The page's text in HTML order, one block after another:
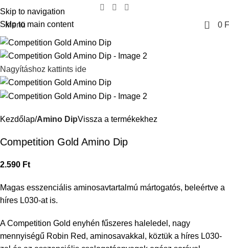
Skip to navigation
Skip to main content
Menü 0 0
Nagyításhoz kattints ide
Kezdőlap Amino DipVissza a termékekhez
Competition Gold Amino Dip
2.590 Ft
Magas esszenciális aminosavtartalmú mártogatós, beleértve a
híres L030-at is.
A Competition Gold enyhén fűszeres haleledel, nagy
mennyiségű Robin Red, aminosavakkal, köztük a híres L030-